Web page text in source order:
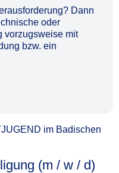
Dann
oder
vorzugsweise mit
bzw. ein
im Badischen
(m / w / d)